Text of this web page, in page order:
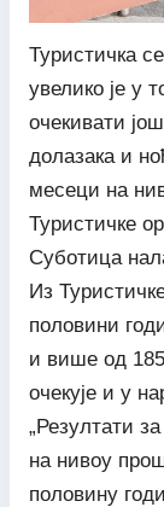
Туристичка
увелико је у
очекивати
долазака и
месеци на
Туристичке
Суботица
Из
половини
и више од
очекује и у
„Резултати
на нивоу
половину